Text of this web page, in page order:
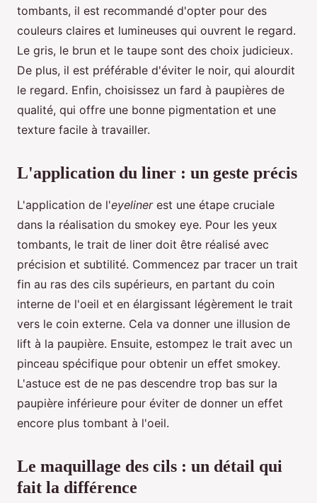
tombants, il est recommandé d'opter pour des
couleurs claires et lumineuses qui ouvrent le regard.
Le gris, le brun et le taupe sont des choix judicieux.
De plus, il est préférable d'éviter le noir, qui alourdit
le regard. Enfin, choisissez un fard à paupières de
qualité, qui offre une bonne pigmentation et une
texture facile à travailler.
L'application du liner : un geste précis
L'application de l'eyelinerest une étape cruciale
dans la réalisation du smokey eye. Pour les yeux
tombants, le trait de liner doit être réalisé avec
précision et subtilité. Commencez par tracer un trait
fin au ras des cils supérieurs, en partant du coin
interne de l'oeil et en élargissant légèrement le trait
vers le coin externe. Cela va donner une illusion de
lift à la paupière. Ensuite, estompez le trait avec un
pinceau spécifique pour obtenir un effet smokey.
L'astuce est de ne pas descendre trop bas sur la
paupière inférieure pour éviter de donner un effet
encore plus tombant à l'oeil.
Le maquillage des cils : un détail qui
fait la différence